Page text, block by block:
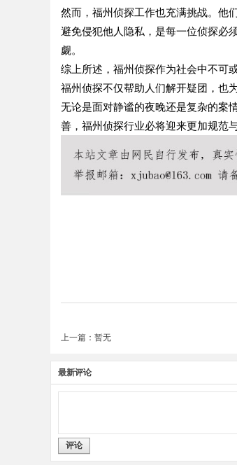
然而，福州侦探工作也充满挑战。他
避免侵犯他人隐私，是每一位侦探必
觑。
综上所述，福州侦探作为社会中不可
福州侦探不仅帮助人们解开疑团，也
无论是面对静谧的夜晚还是复杂的案
善，福州侦探行业必将迎来更加规范
上一篇：暂无
最新评论
评论